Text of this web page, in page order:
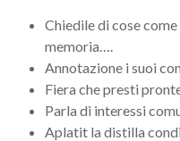
Chiedile di cose
memoria….
Annotazione i suoi
Fiera che presti
Parla di interessi
Aplatit la distilla